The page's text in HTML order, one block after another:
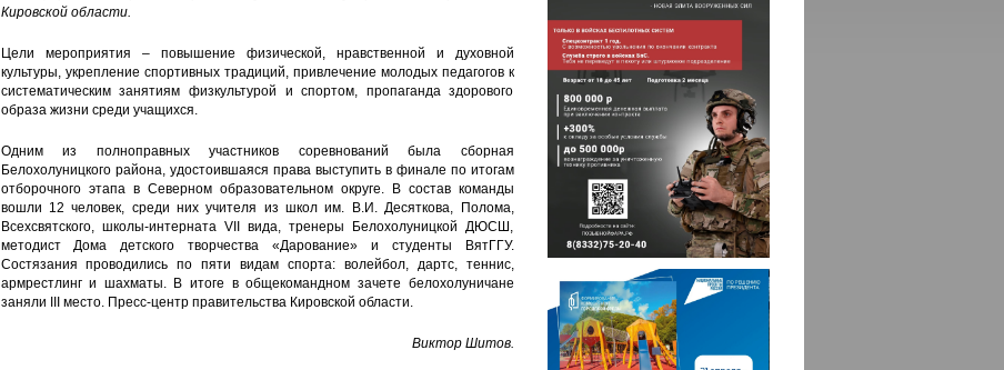
Кировской области.
Цели мероприятия – повышение физической, нравственной и духовной
культуры, укрепление спортивных традиций, привлечение молодых педагогов к
систематическим занятиям физкультурой и спортом, пропаганда здорового
образа жизни среди учащихся.
Одним из полноправных участников соревнований была сборная
Белохолуницкого района, удостоившаяся права выступить в финале по итогам
отборочного этапа в Северном образовательном округе. В состав команды
вошли 12 человек, среди них учителя из школ им. В.И. Десяткова, Полома,
Всехсвятского, школы-интерната VII вида, тренеры Белохолуницкой ДЮСШ,
методист Дома детского творчества «Дарование» и студенты ВятГГУ.
Состязания проводились по пяти видам спорта: волейбол, дартс, теннис,
армрестлинг и шахматы. В итоге в общекомандном зачете белохолуничане
заняли III место. Пресс-центр правительства Кировской области.
Виктор Шитов.